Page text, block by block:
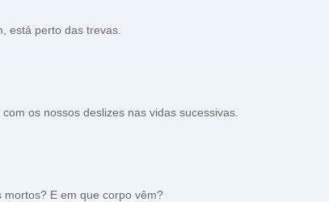
está perto das trevas.
os nossos deslizes nas vidas sucessivas.
E em que corpo vêm?